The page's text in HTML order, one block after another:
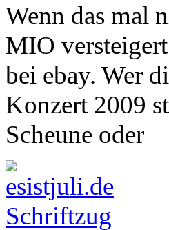
Wenn das mal
MIO
bei ebay. Wer
Konzert 2009
Scheune oder